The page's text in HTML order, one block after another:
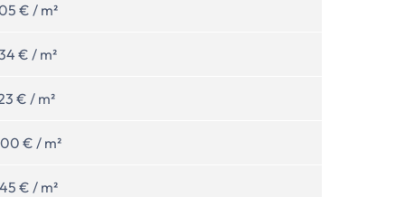
€ / m²
€ / m²
€ / m²
€ / m²
€ / m²